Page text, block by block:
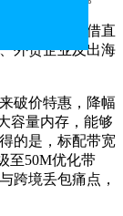
何塞机房凭借直
外贸企业及出海
破价特惠，降幅
容量内存，能够
的是，标配带宽
至50M优化带
跨境丢包痛点，